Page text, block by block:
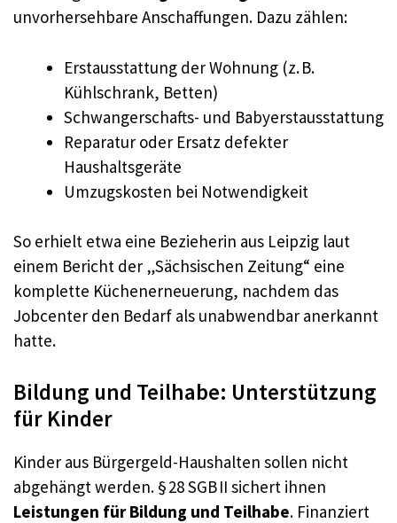
unvorhersehbare Anschaffungen. Dazu zählen:
Erstausstattung der Wohnung (z. B.
Kühlschrank, Betten)
Schwangerschafts- und Babyerstausstattung
Reparatur oder Ersatz defekter
Haushaltsgeräte
Umzugskosten bei Notwendigkeit
So erhielt etwa eine Bezieherin aus Leipzig laut
einem Bericht der „Sächsischen Zeitung“ eine
komplette Küchenerneuerung, nachdem das
Jobcenter den Bedarf als unabwendbar anerkannt
hatte.
Bildung und Teilhabe: Unterstützung
für Kinder
Kinder aus Bürgergeld-Haushalten sollen nicht
abgehängt werden. § 28 SGB II sichert ihnen
Leistungen für Bildung und Teilhabe. Finanziert